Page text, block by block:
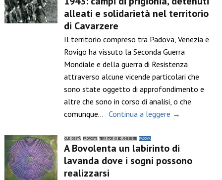
alleati e solidarietà nel territorio
di Cavarzere
Il territorio compreso tra Padova, Venezia e
Rovigo ha vissuto la Seconda Guerra
Mondiale e della guerra di Resistenza
attraverso alcune vicende particolari che
sono state oggetto di approfondimento e
altre che sono in corso di analisi, o che
comunque… Continua a leggere →
CURIOSITÀ PROPOSTE TERRITORIO ED AMBIENTE PADOVA
A Bovolenta un labirinto di
lavanda dove i sogni possono
realizzarsi